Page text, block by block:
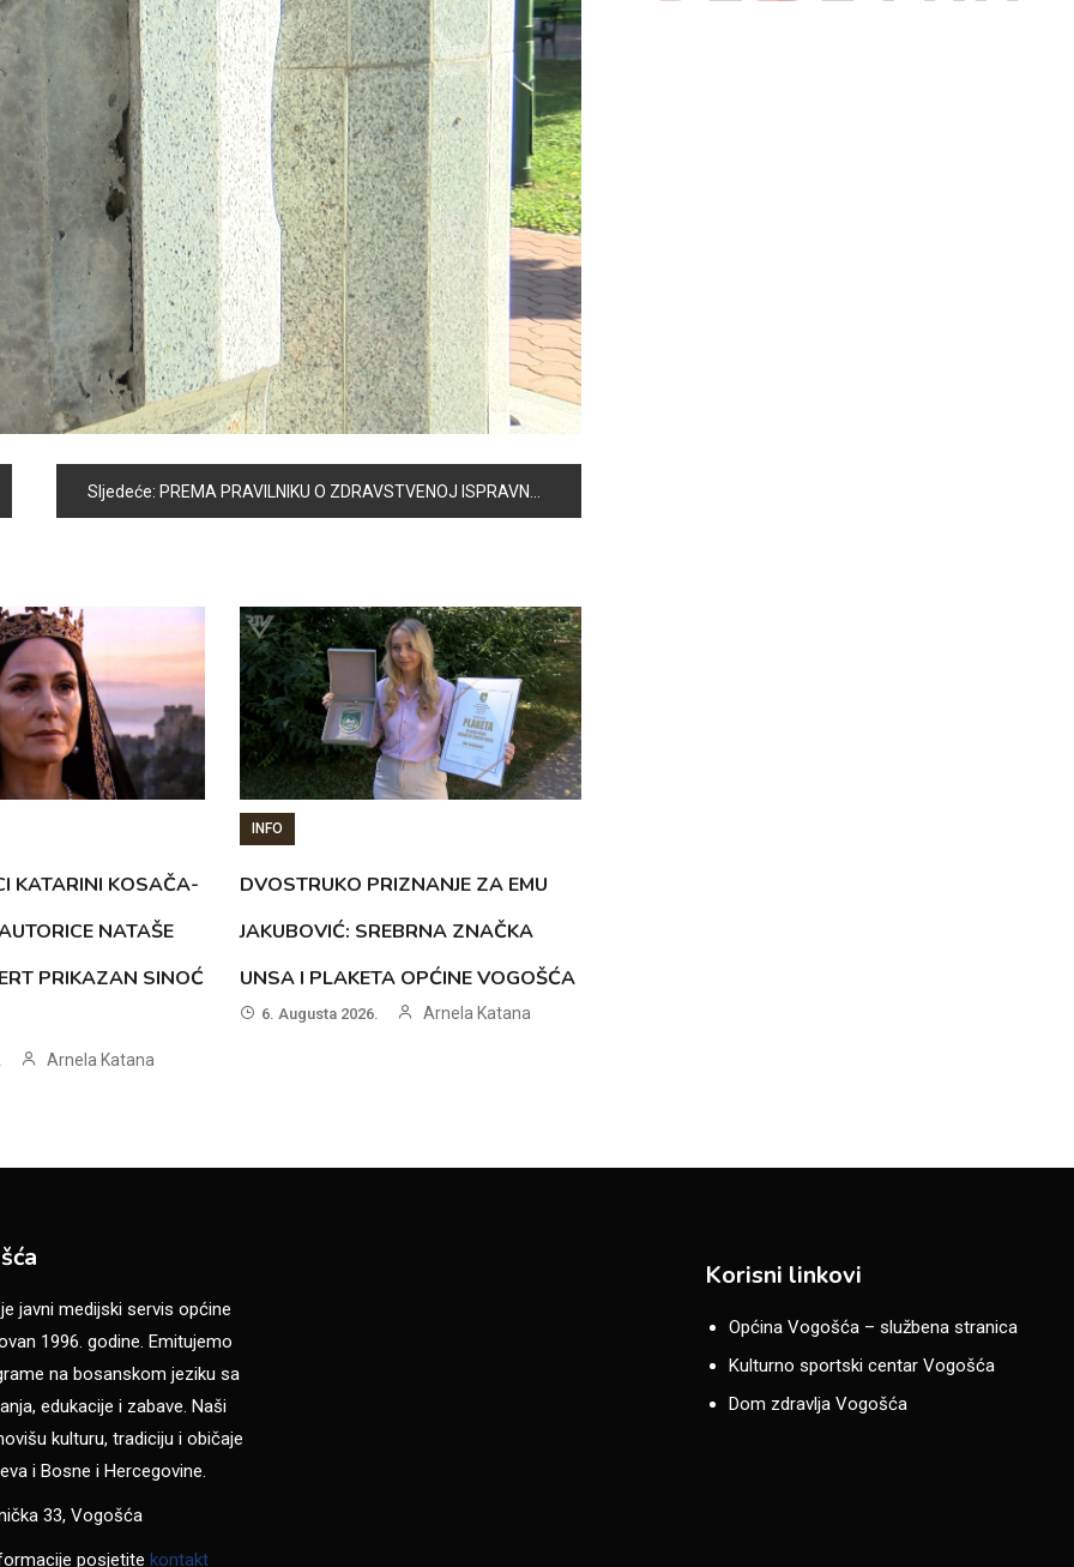
Sljedeće: PREMA PRAVILNIKU O ZDRAVSTVENOJ ISPRAVNOSTI VODE VODA SA LOKALNOG VODOVODA KONOVICA – TIHOVIĆI SE MOŽE KORISTITI ZA SVAKODNEVNU UPOTREBU
KATARINI KOSAČA-
NATAŠE
PRIKAZAN SINOĆ
Arnela Katana
INFO
DVOSTRUKO PRIZNANJE ZA EMU
JAKUBOVIĆ: SREBRNA ZNAČKA
UNSA I PLAKETA OPĆINE VOGOŠĆA
6. Augusta 2026. Arnela Katana
javni medijski servis općine
1996. godine. Emitujemo
na bosanskom jeziku sa
edukacije i zabave. Naši
kulturu, tradiciju i običaje
i Bosne i Hercegovine.
33, Vogošća
posjetite kontakt
Korisni linkovi
Općina Vogošća – službena stranica
Kulturno sportski centar Vogošća
Dom zdravlja Vogošća